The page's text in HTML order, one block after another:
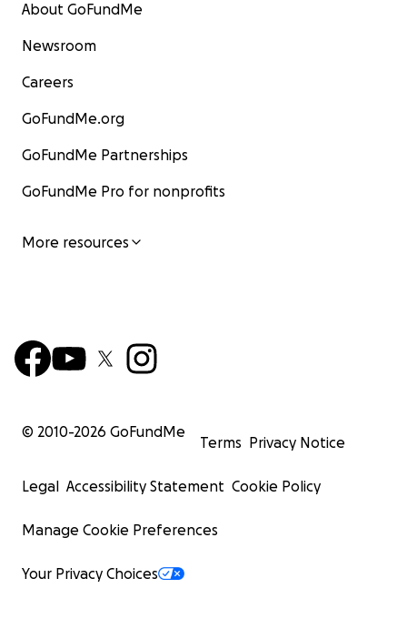
About GoFundMe
Newsroom
Careers
GoFundMe.org
GoFundMe Partnerships
GoFundMe Pro for nonprofits
More resources
© 2010-2026 GoFundMe
Terms Privacy Notice
Legal Accessibility Statement Cookie Policy
Manage Cookie Preferences
Your Privacy Choices